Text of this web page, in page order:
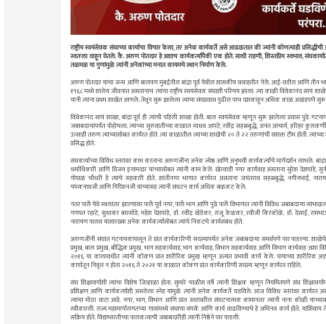
राष्ट्रीय स्वयंसेवक संघाच्या कार्याचा विचार केला, तर अनेक कार्यकर्ते असे आढळतात की ज्यांनी कोणत्याही
स्वतःला वाहून घेतले. कै. अरुण पोतदार हे अशाच कार्यकर्त्यांपैकी एक होते. साधी राहणी, शिस्तप्रिय स्वभाव,
तळमळ या गुणांमुळे त्यांनी अनेकांच्या मनात कायमचे स्थान निर्माण केले.
अरुण पोतदार यांचा जन्म आणि बालपण मुंबईतील बांद्रा पूर्व येथील शासकीय वसाहतीत गेले. आई-वडील आणि तीन
१९६८ मध्ये शालेय जीवनात असतानाच त्यांचा राष्ट्रीय स्वयंसेवक संघाशी परिचय झाला. त्या काळी विवेकानंद सायं
यांनी त्यांना प्रथम शाखेत आणले. तेथून सुरू झालेला त्यांचा संघप्रवास पुढील पाच दशकांहून अधिक काळ अखंडपणे सुरू
विवेकानंद सायं शाखा, बांद्रा पूर्व ही त्यांची पहिली शाखा होती. बाल स्वयंसेवक म्हणून सुरू झालेला प्रवास पुढे
जबाबदाऱ्यांपर्यंत पोहोचला. त्यांच्या सुरुवातीच्या काळात माधव आपटे, रवींद्र सहस्रबुद्धे, अनंत आचार्य, हरिहर
उत्साही तरुण त्यांच्यासोबत कार्यरत होते. त्या काळातील त्यांच्या शाखेची २० ते २२ तरुणांची सशक्त टीम होती.
प्रसिद्ध होते.
संघकार्याच्या विविध स्तरांवर काम करताना अरुणजींना अनेक ज्येष्ठ आणि अनुभवी कार्यकर्त्यांचे मार्गदर्शन लाभले.
धर्माधिकारी आणि विजय इनामदार यांच्यासोबत त्यांनी काम केले. खेरवाडी नगर कार्यवाह असताना सुरेश
गोपाळ चौधरी हे त्यांचे सहकारी होते. शांतीनगर भागात कार्यरत असताना जयंतराव सहस्रबुद्धे, नगीनभाई,
चंपकनाथजी आणि गिरीशनजी यांच्यासह त्यांनी संघटन कार्य अधिक बळकट केले.
नंतर पार्ले येथे स्थलांतर झाल्यावर पार्ले पूर्व नगर, पार्ले भाग आणि पुढे पार्ले विभागात त्यांनी विविध जबाबदाऱ्या
गणपत रहाटे, सुधाकर बारसोडे, महेश देशपांडे, डॉ. रवींद्र खेडेकर, राजू केळकर, रवीजी किरकोळे, डॉ. देसाई,
नारायण पालव यांसारख्या अनेक कार्यकर्त्यांसोबत त्यांचे निकटचे कार्यसंबंध होते.
अरुणजींनी संघात गटनायकापासून ते प्रांत कार्यकारिणी सदस्यापर्यंत अनेक जबाबदाऱ्या समर्थपणे पार पाडल्या.
प्रमुख, बाल प्रमुख, बौद्धिक प्रमुख, भाग सहकार्यवाह, भाग कार्यवाह, विभाग सहकार्यवाह आणि विभाग कार्यवाह अशा
२०१६ या कालावधीत त्यांनी कोंकण प्रांत शारीरिक प्रमुख म्हणून अत्यंत प्रभावी कार्य केले. पायाच्या शारीरिक
कार्यातून निवृत्त न होता २०१६ ते २०२१ या काळात कोंकण प्रांत कार्यकारिणी सदस्य म्हणून कार्यरत राहिले.
संघ शिक्षावर्गांशी त्यांचा विशेष जिव्हाळा होता. सुमारे चाळीस वर्षे त्यांनी शिक्षक म्हणून नियमितपणे संघ
प्रशिक्षण आणि कार्यकर्त्यांशी असलेला स्नेह यांमुळे त्यांनी अनेक कार्यकर्ते घडविले. आज विविध स्तरांवर
त्यांचा मोठा वाटा आहे. नगर, भाग, विभाग आणि प्रांत स्तरावरील संघटनात्मक कामांनंतर त्यांनी नाना कोळी
स्वीकारली. राज्य महामार्गालगतच्या गावांमध्ये संघाचा संपर्क आणि कार्य वाढविण्याचे हे अभिनव कार्य होते.
सक्रिय होते. विद्याभारतीच्या पालकत्वाची जबाबदारीही त्यांनी निष्ठेने पार पाडली.